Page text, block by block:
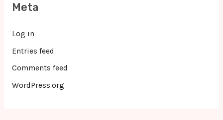
Meta
Log in
Entries feed
Comments feed
WordPress.org